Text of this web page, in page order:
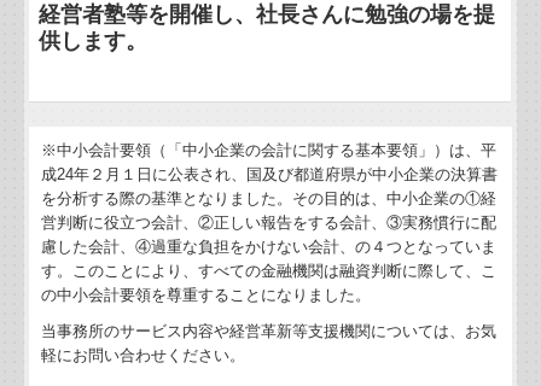
経営者塾等を開催 し、社長さんに勉強の場を提
供します。
※中小会計要領（「中小企業の会計に関する基本要領」）は、平
成24年２月１日に公表され、国及び都道府県が中小企業の決算書
を分析する際の基準となりました。その目的は、中小企業の①経
営判断に役立つ会計、②正しい報告をする会計、③実務慣行に配
慮した会計、④過重な負担をかけない会計、の４つとなっていま
す。このことにより、すべての金融機関は融資判断に際して、こ
の中小会計要領を尊重することになりました。
当事務所のサービス内容や経営革新等支援機関については、お気
軽にお問い合わせください。